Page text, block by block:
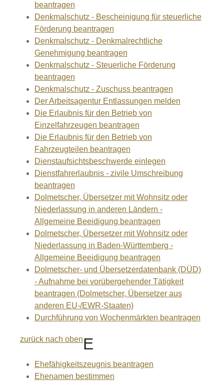
beantragen
Denkmalschutz - Bescheinigung für steuerliche
Förderung beantragen
Denkmalschutz - Denkmalrechtliche
Genehmigung beantragen
Denkmalschutz - Steuerliche Förderung
beantragen
Denkmalschutz - Zuschuss beantragen
Der Arbeitsagentur Entlassungen melden
Die Erlaubnis für den Betrieb von
Einzelfahrzeugen beantragen
Die Erlaubnis für den Betrieb von
Fahrzeugteilen beantragen
Dienstaufsichtsbeschwerde einlegen
Dienstfahrerlaubnis - zivile Umschreibung
beantragen
Dolmetscher, Übersetzer mit Wohnsitz oder
Niederlassung in anderen Ländern -
Allgemeine Beeidigung beantragen
Dolmetscher, Übersetzer mit Wohnsitz oder
Niederlassung in Baden-Württemberg -
Allgemeine Beeidigung beantragen
Dolmetscher- und Übersetzerdatenbank (DÜD)
- Aufnahme bei vorübergehender Tätigkeit
beantragen (Dolmetscher, Übersetzer aus
anderen EU-/EWR-Staaten)
Durchführung von Wochenmärkten beantragen
zurück nach obenE
Ehefähigkeitszeugnis beantragen
Ehenamen bestimmen